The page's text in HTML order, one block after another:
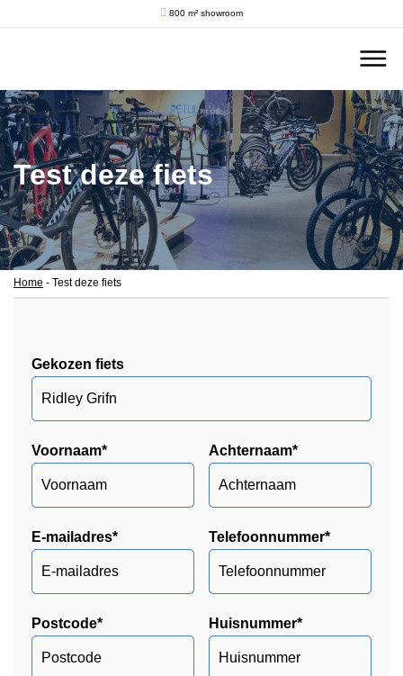
800 m² showroom
Test deze fiets
Home - Test deze fiets
Gekozen fiets
Voornaam* Achternaam*
E-mailadres* Telefoonnummer*
Postcode* Huisnummer*